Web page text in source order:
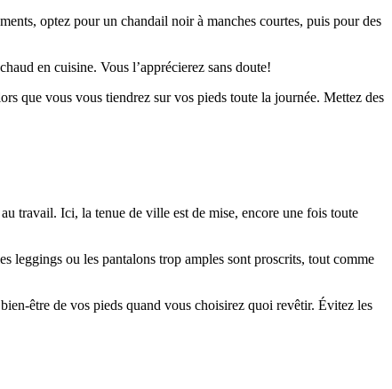
optez pour un chandail noir à manches courtes, puis pour des
en cuisine. Vous l’apprécierez sans doute!
que vous vous tiendrez sur vos pieds toute la journée. Mettez des
travail. Ici, la tenue de ville est de mise, encore une fois toute
leggings ou les pantalons trop amples sont proscrits, tout comme
être de vos pieds quand vous choisirez quoi revêtir. Évitez les